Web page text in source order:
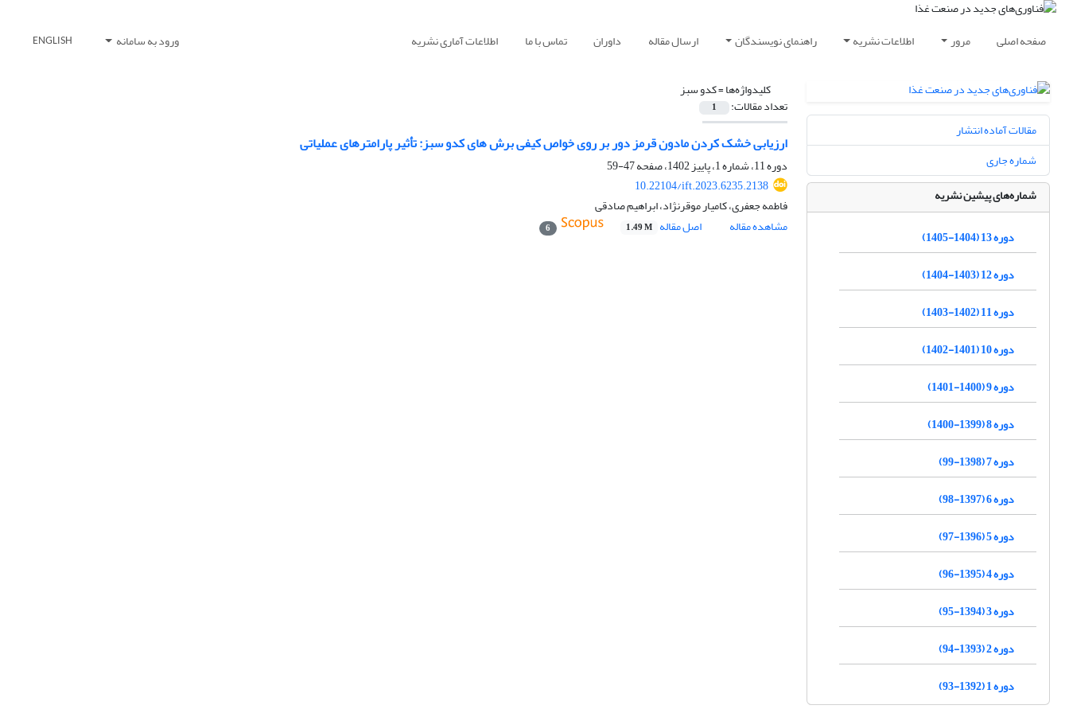
صفحه اصلی مرور اطلاعات نشریه راهنمای نویسندگان ارسال مقاله داوران تماس با ما اطلاعات آماری نشریه ورود به سامانه ENGLISH
کلیدواژه‌ها =کدو سبز
تعداد مقالات: 1
ارزیابی خشک کردن مادون قرمز دور بر روی خواص کیفی برش های کدو سبز: تأثیر پارامترهای عملیاتی
دوره 11، شماره 1، پاییز 1402، صفحه
47-59
10.22104/ift.2023.6235.2138
فاطمه جعفری، کامیار موقرنژاد، ابراهیم صادقی
مشاهده مقاله
اصل مقاله 1.49 M
6
مقالات آماده انتشار
شماره جاری
شماره‌های پیشین نشریه
دوره 13 (1404-1405)
دوره 12 (1403-1404)
دوره 11 (1402-1403)
دوره 10 (1401-1402)
دوره 9 (1400-1401)
دوره 8 (1399-1400)
دوره 7 (1398-99)
دوره 6 (1397-98)
دوره 5 (1396-97)
دوره 4 (1395-96)
دوره 3 (1394-95)
دوره 2 (1393-94)
دوره 1 (1392-93)